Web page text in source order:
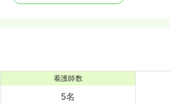
看護師数
5名